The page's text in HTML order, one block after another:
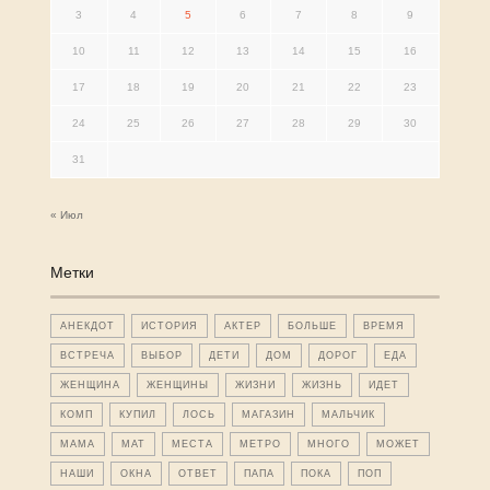
3 4 5 6 7 8 9
10 11 12 13 14 15 16
17 18 19 20 21 22 23
24 25 26 27 28 29 30
31
« Июл
Метки
АНЕКДОТ ИСТОРИЯ АКТЕР БОЛЬШЕ ВРЕМЯ
ВСТРЕЧА ВЫБОР ДЕТИ ДОМ ДОРОГ ЕДА
ЖЕНЩИНА ЖЕНЩИНЫ ЖИЗНИ ЖИЗНЬ ИДЕТ
КОМП КУПИЛ ЛОСЬ МАГАЗИН МАЛЬЧИК
МАМА МАТ МЕСТА МЕТРО МНОГО МОЖЕТ
НАШИ ОКНА ОТВЕТ ПАПА ПОКА ПОП